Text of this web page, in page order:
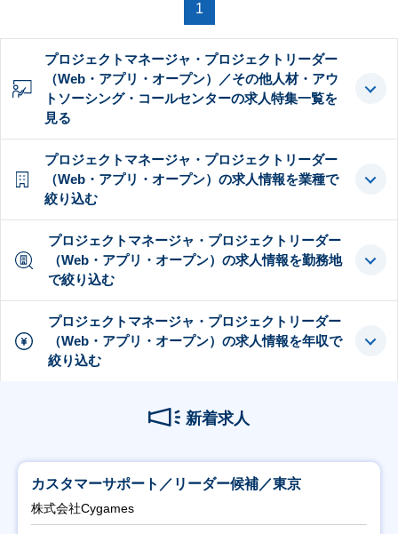
1
プロジェクトマネージャ・プロジェクトリーダー
（Web・アプリ・オープン）／その他人材・アウ
トソーシング・コールセンターの求人特集一覧を
見る
プロジェクトマネージャ・プロジェクトリーダー
（Web・アプリ・オープン）の求人情報を業種で
絞り込む
プロジェクトマネージャ・プロジェクトリーダー
（Web・アプリ・オープン）の求人情報を勤務地
で絞り込む
プロジェクトマネージャ・プロジェクトリーダー
（Web・アプリ・オープン）の求人情報を年収で
絞り込む
新着求人
カスタマーサポート／リーダー候補／東京
株式会社Cygames